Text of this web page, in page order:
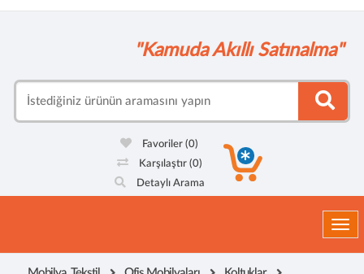
"Kamuda Akıllı Satınalma"
Favoriler(0)
Karşılaştır (0)
Detaylı Arama